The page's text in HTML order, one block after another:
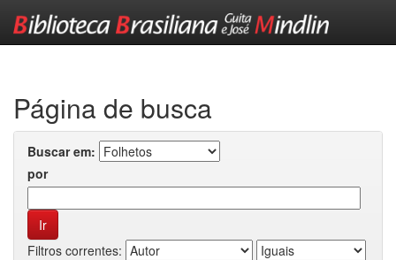
Página de busca
Buscar em:
por
Filtros correntes: